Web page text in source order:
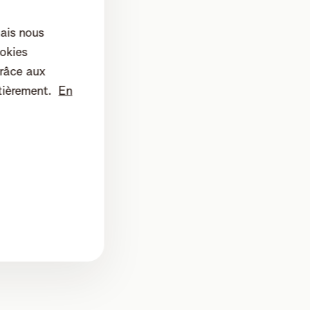
nous
aux
En